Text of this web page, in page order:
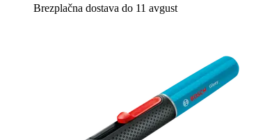
Brezplačna dostava do 11 avgust